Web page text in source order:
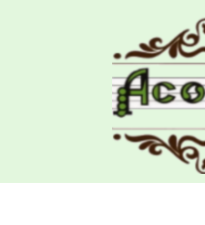
Productos